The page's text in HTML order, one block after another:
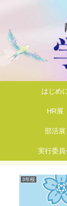
はじめ
HR展
部活展
実行委員
3年桜